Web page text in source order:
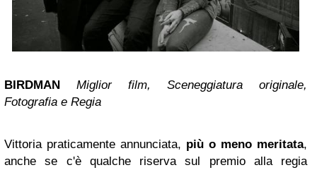
BIRDMAN Miglior film, Sceneggiatura originale,
Fotografia e Regia
Vittoria praticamente annunciata, più o meno meritata,
anche se c'è qualche riserva sul premio alla regia